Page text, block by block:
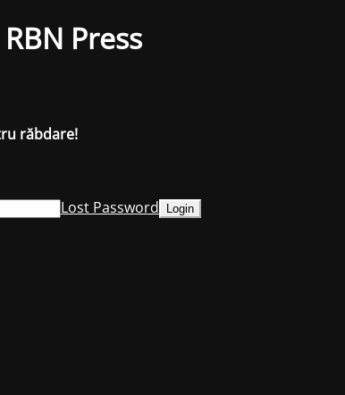
Press
răbdare!
Lost Password